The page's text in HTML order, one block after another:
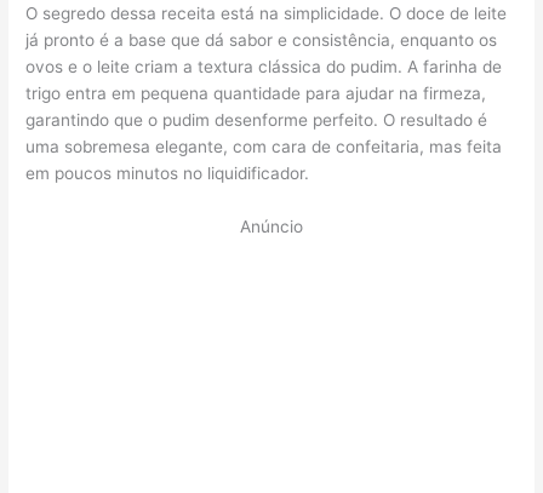
O segredo dessa receita está na simplicidade. O doce de leite
já pronto é a base que dá sabor e consistência, enquanto os
ovos e o leite criam a textura clássica do pudim. A farinha de
trigo entra em pequena quantidade para ajudar na firmeza,
garantindo que o pudim desenforme perfeito. O resultado é
uma sobremesa elegante, com cara de confeitaria, mas feita
em poucos minutos no liquidificador.
Anúncio